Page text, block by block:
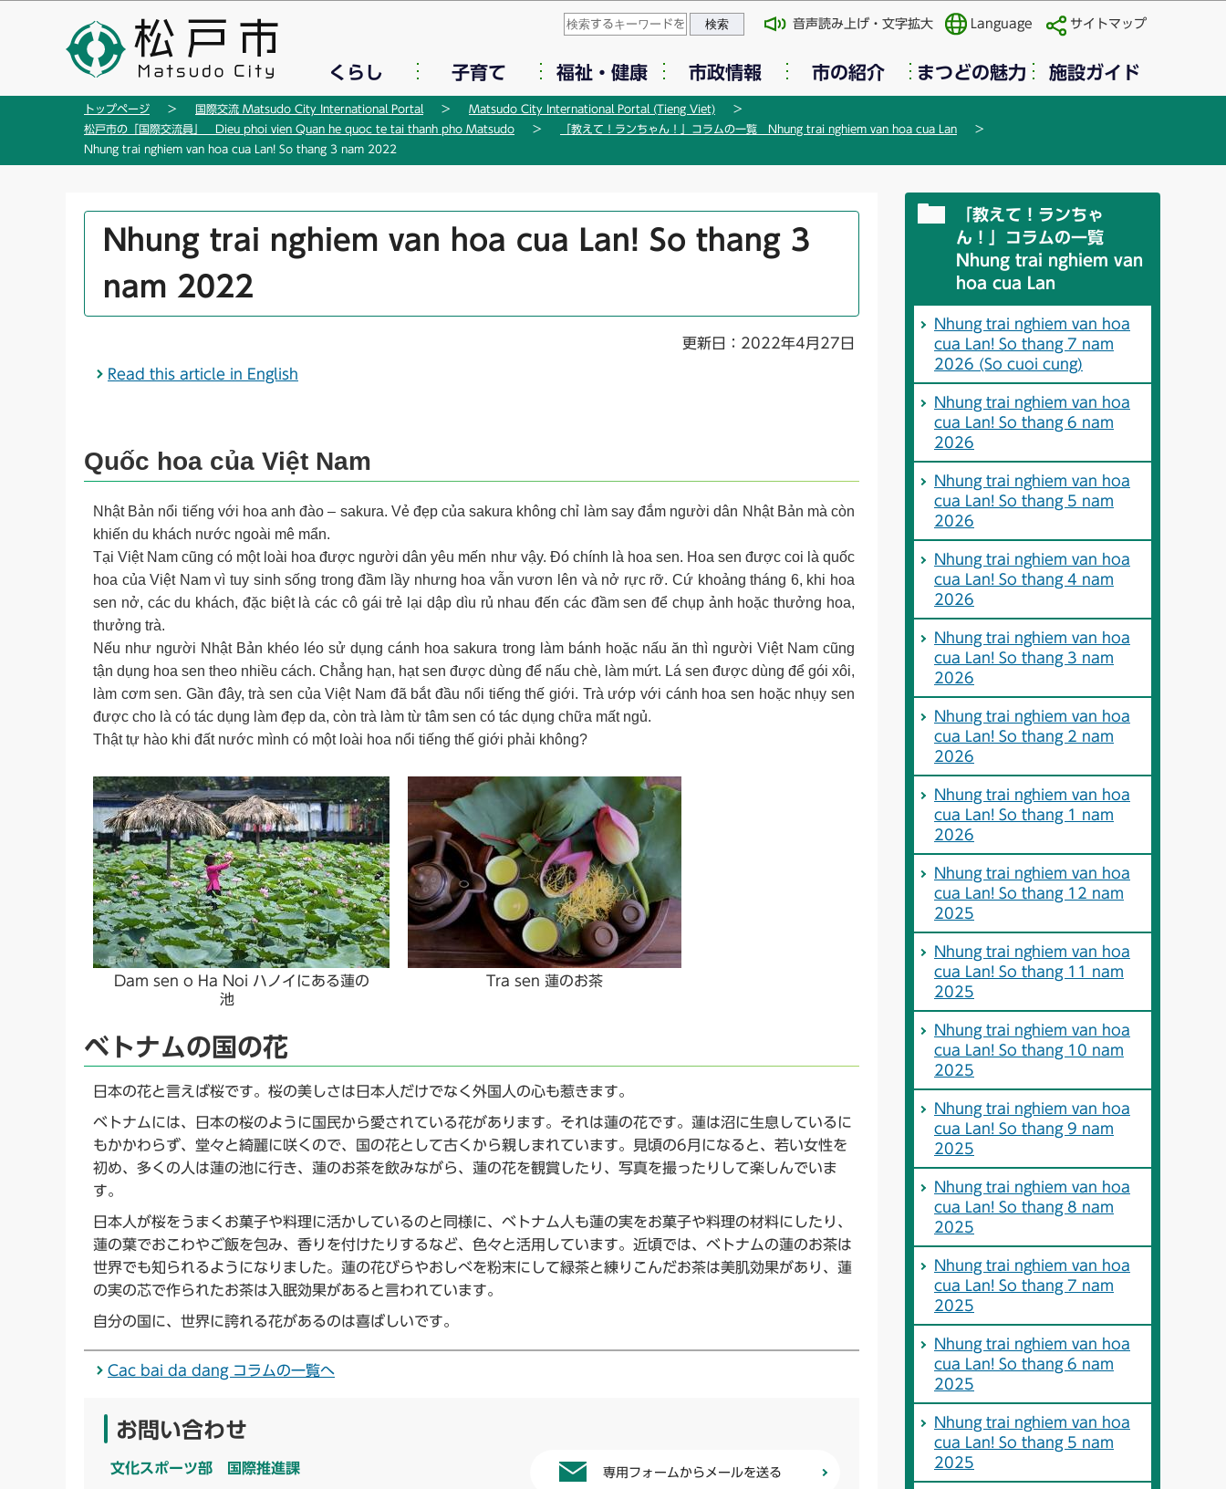
このページの本文へ移動
音声読み上げ・文字拡大 Language サイトマップ
くらし 子育て 福祉・健康 市政情報 市の紹介 まつどの魅力 施設ガイド
トップページ 国際交流 Matsudo City International Portal
Matsudo City International Portal (Tieng Viet)
松戸市の「国際交流員」 Dieu phoi vien Quan he quoc te tai thanh pho Matsudo
「教えて！ランちゃん！」コラムの一覧 Nhung trai nghiem van hoa cua Lan
Nhung trai nghiem van hoa cua Lan! So thang 3 nam 2022
か
Nhung trai nghiem van hoa cua Lan! So thang 3
nam 2022
更新日：2022年4月27日
Read this article in English
Quốc hoa của Việt Nam
Nhật Bản nổi tiếng với hoa anh đào – sakura. Vẻ đẹp của sakura không chỉ làm say đắm người dân Nhật Bản mà còn
khiến du khách nước ngoài mê mẩn.
Tại Việt Nam cũng có một loài hoa được người dân yêu mến như vậy. Đó chính là hoa sen. Hoa sen được coi là quốc
hoa của Việt Nam vì tuy sinh sống trong đầm lầy nhưng hoa vẫn vươn lên và nở rực rỡ. Cứ khoảng tháng 6, khi hoa
sen nở, các du khách, đặc biệt là các cô gái trẻ lại dập dìu rủ nhau đến các đầm sen để chụp ảnh hoặc thưởng hoa,
thưởng trà.
Nếu như người Nhật Bản khéo léo sử dụng cánh hoa sakura trong làm bánh hoặc nấu ăn thì người Việt Nam cũng
tận dụng hoa sen theo nhiều cách. Chẳng hạn, hạt sen được dùng để nấu chè, làm mứt. Lá sen được dùng để gói xôi,
làm cơm sen. Gần đây, trà sen của Việt Nam đã bắt đầu nổi tiếng thế giới. Trà ướp với cánh hoa sen hoặc nhụy sen
được cho là có tác dụng làm đẹp da, còn trà làm từ tâm sen có tác dụng chữa mất ngủ.
Thật tự hào khi đất nước mình có một loài hoa nổi tiếng thế giới phải không?
Dam sen o Ha Noi ハノイにある蓮の
池
Tra sen 蓮のお茶
ベトナムの国の花
日本の花と言えば桜です。桜の美しさは日本人だけでなく外国人の心も惹きます。
ベトナムには、日本の桜のように国民から愛されている花があります。それは蓮の花です。蓮は沼に生息しているに
もかかわらず、堂々と綺麗に咲くので、国の花として古くから親しまれています。見頃の6月になると、若い女性を
初め、多くの人は蓮の池に行き、蓮のお茶を飲みながら、蓮の花を観賞したり、写真を撮ったりして楽しんでいま
す。
日本人が桜をうまくお菓子や料理に活かしているのと同様に、ベトナム人も蓮の実をお菓子や料理の材料にしたり、
蓮の葉でおこわやご飯を包み、香りを付けたりするなど、色々と活用しています。近頃では、ベトナムの蓮のお茶は
世界でも知られるようになりました。蓮の花びらやおしべを粉末にして緑茶と練りこんだお茶は美肌効果があり、蓮
の実の芯で作られたお茶は入眠効果があると言われています。
自分の国に、世界に誇れる花があるのは喜ばしいです。
Cac bai da dang コラムの一覧へ
お問い合わせ
文化スポーツ部 国際推進課 専用フォームからメールを送る
「教えて！ランちゃ
ん！」コラムの一覧
Nhung trai nghiem van
hoa cua Lan
Nhung trai nghiem van hoa
cua Lan! So thang 7 nam
2026 (So cuoi cung)
Nhung trai nghiem van hoa
cua Lan! So thang 6 nam
2026
Nhung trai nghiem van hoa
cua Lan! So thang 5 nam
2026
Nhung trai nghiem van hoa
cua Lan! So thang 4 nam
2026
Nhung trai nghiem van hoa
cua Lan! So thang 3 nam
2026
Nhung trai nghiem van hoa
cua Lan! So thang 2 nam
2026
Nhung trai nghiem van hoa
cua Lan! So thang 1 nam
2026
Nhung trai nghiem van hoa
cua Lan! So thang 12 nam
2025
Nhung trai nghiem van hoa
cua Lan! So thang 11 nam
2025
Nhung trai nghiem van hoa
cua Lan! So thang 10 nam
2025
Nhung trai nghiem van hoa
cua Lan! So thang 9 nam
2025
Nhung trai nghiem van hoa
cua Lan! So thang 8 nam
2025
Nhung trai nghiem van hoa
cua Lan! So thang 7 nam
2025
Nhung trai nghiem van hoa
cua Lan! So thang 6 nam
2025
Nhung trai nghiem van hoa
cua Lan! So thang 5 nam
2025